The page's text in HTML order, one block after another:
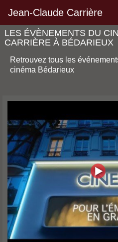
Jean-Claude Carrière
LES ÉVÈNEMENTS DU
CARRIÈRE À BÉDARIEUX
Retrouvez tous les
cinéma Bédarieux